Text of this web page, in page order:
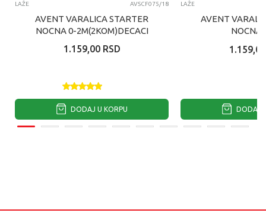
LAŽE AVSCF075/18
AVENT VARALICA STARTER
NOCNA 0-2M(2KOM)DECACI
1.159,00 RSD
DODAJ U KORPU
LAŽE
AVENT
NOCNA
1.159,00
DODAJ